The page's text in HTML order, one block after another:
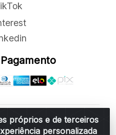
próprios e de terceiros
personalizada
LTDA - R: Rua
Alves, 876 - Santa